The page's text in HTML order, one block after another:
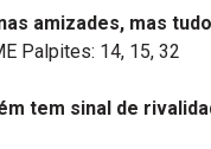
amizades, mas
Palpites: 14, 15, 32
tem sinal de